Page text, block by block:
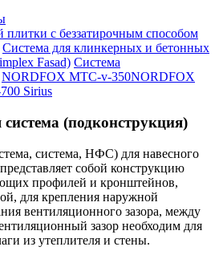
плитки с беззатирочным способом
Система для клинкерных и бетонных
Fasad) Система
NORDFOX MTC-v-350NORDFOX
Sirius
(подконструкция)
система, НФС) для навесного
собой конструкцию
профилей и кронштейнов,
для крепления наружной
вентиляционного зазора, между
зазор необходим для
из утеплителя и стены.